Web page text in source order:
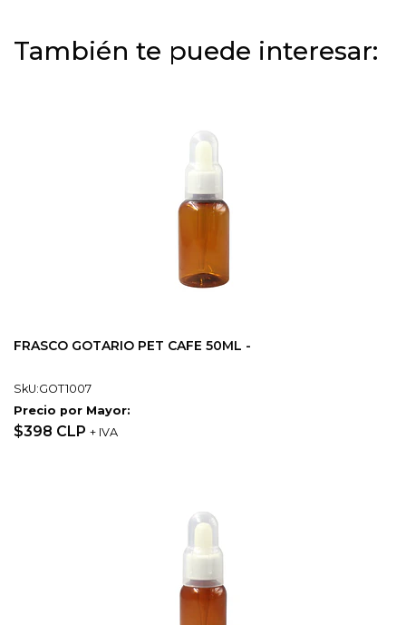
También te puede interesar:
FRASCO GOTARIO PET CAFE 50ML -
SkU:GOT1007
Precio por Mayor:
$398 CLP + IVA